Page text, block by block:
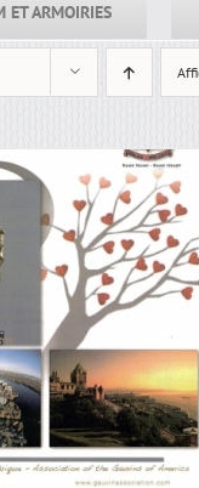
ET ARMOIRIES